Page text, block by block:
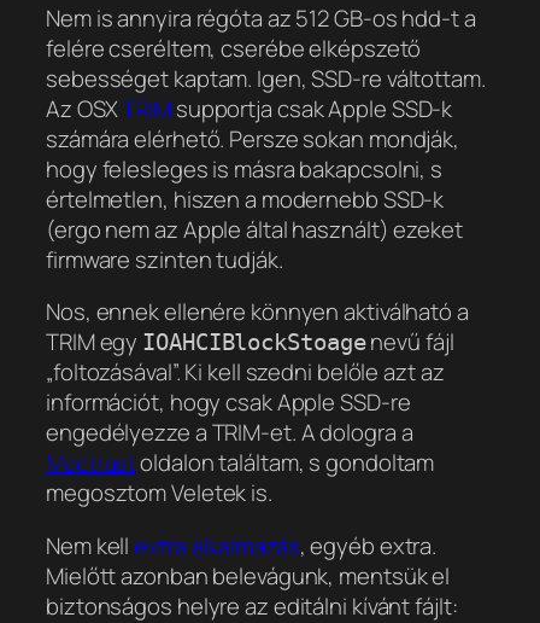
Nem is annyira régóta az 512 GB-os hdd-t a
felére cseréltem, cserébe elképszető
sebességet kaptam. Igen, SSD-re váltottam.
Az OSXTRIMsupportja csak Apple SSD-k
számára elérhető. Persze sokan mondják,
hogy felesleges is másra bakapcsolni, s
értelmetlen, hiszen a modernebb SSD-k
(ergo nem az Apple által használt) ezeket
firmware szinten tudják.
Nos, ennek ellenére könnyen aktiválható a
TRIM egy IOAHCIBlockStoagenevű fájl
„foltozásával”. Ki kell szedni belőle azt az
információt, hogy csak Apple SSD-re
engedélyezze a TRIM-et. A dologra a
Mactrastoldalon találtam, s gondoltam
megosztom Veletek is.
Nem kellextra alkalmazás, egyéb extra.
Mielőtt azonban belevágunk, mentsük el
biztonságos helyre az editálni kívánt fájlt: